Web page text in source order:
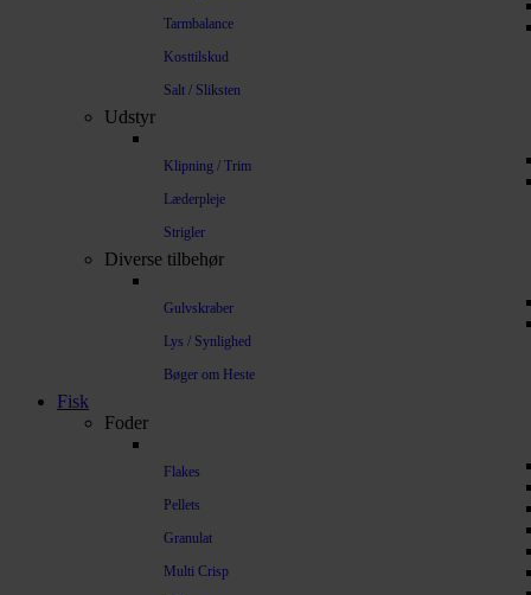
Tarmbalance
Kosttilskud
Salt / Sliksten
Udstyr
Klipning / Trim
Læderpleje
Strigler
Diverse tilbehør
Gulvskraber
Lys / Synlighed
Bøger om Heste
Fisk
Foder
Flakes
Pellets
Granulat
Multi Crisp